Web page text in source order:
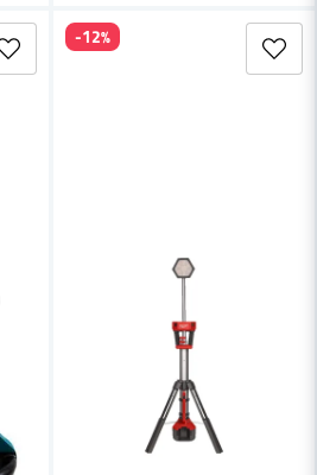
-12%